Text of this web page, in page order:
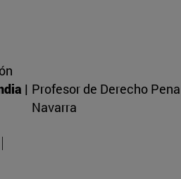
| Profesor de Derecho
Navarra